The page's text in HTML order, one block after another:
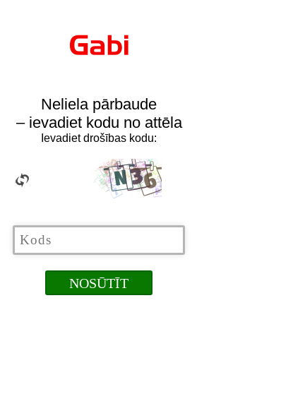
Neliela pārbaude
– ievadiet kodu no attēla
Ievadiet drošības kodu: